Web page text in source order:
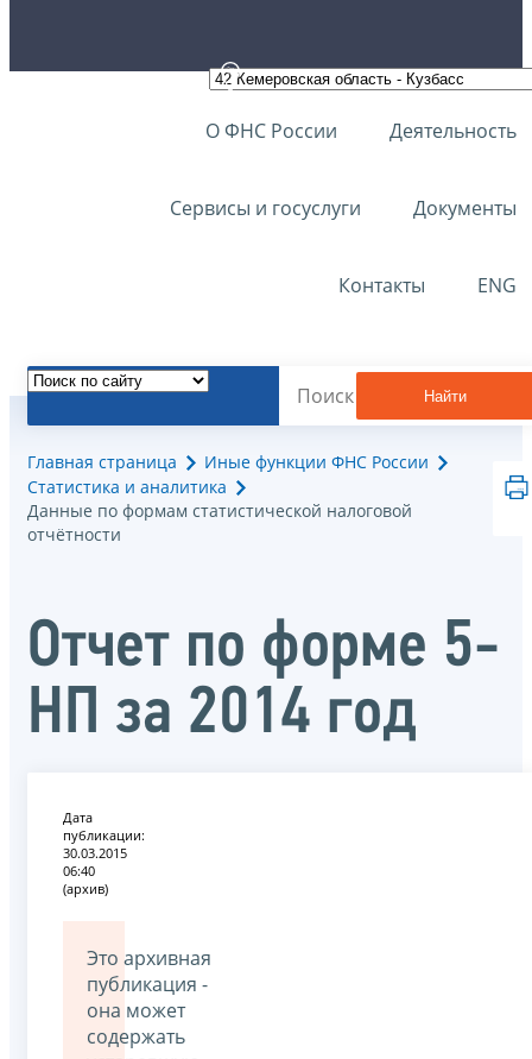
О ФНС России Деятельность
Сервисы и госуслуги Документы
Контакты ENG
Найти
Главная страница
Иные функции ФНС России
Статистика и аналитика
Данные по формам статистической налоговой
отчётности
Отчет по форме 5-
НП за 2014 год
Дата
публикации:
30.03.2015
06:40
(архив)
Это архивная
публикация -
она может
содержать